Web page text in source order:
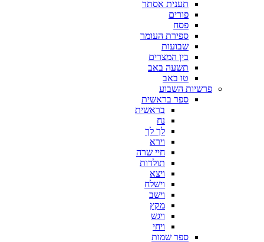
תענית אסתר
פורים
פסח
ספירת העומר
שבועות
בין המצרים
תשעה באב
טו באב
פרשיות השבוע
ספר בראשית
בראשית
נח
לך לך
וירא
חיי שרה
תולדות
ויצא
וישלח
וישב
מקץ
ויגש
ויחי
ספר שמות